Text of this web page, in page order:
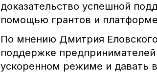
доказательство успешной
помощью грантов и
По мнению Дмитрия
поддержке
ускоренном режиме и давать